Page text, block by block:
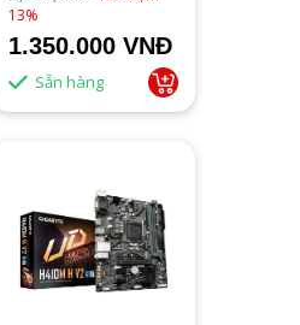
13%
1.350.000 VNĐ
Sẵn hàng